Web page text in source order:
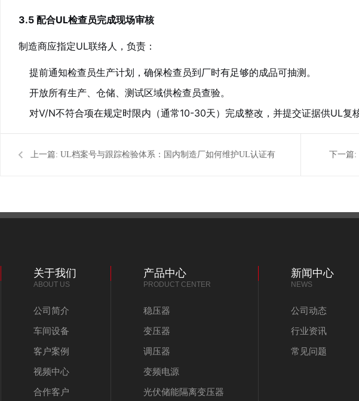
3.5 配合UL检查员完成现场审核
制造商应指定UL联络人，负责：
提前通知检查员生产计划，确保检查员到厂时有足够的成品可抽测。
开放所有生产、仓储、测试区域供检查员查验。
对V/N不符合项在规定时限内（通常10-30天）完成整改，并提交证据供UL复核
上一篇: UL档案号与跟踪检验体系：国内制造厂如何维护UL认证有 下一篇:
关于我们
ABOUT US
公司简介
车间设备
客户案例
视频中心
合作客户
产品中心
PRODUCT CENTER
稳压器
变压器
调压器
变频电源
光伏储能隔离变压器
新闻中心
NEWS
公司动态
行业资讯
常见问题